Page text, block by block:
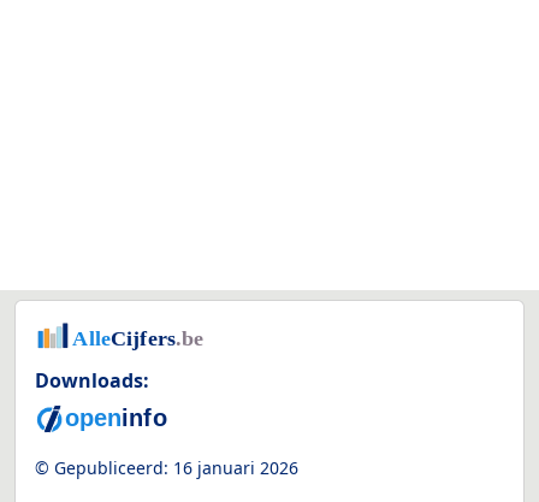
Downloads:
© Gepubliceerd: 16 januari 2026